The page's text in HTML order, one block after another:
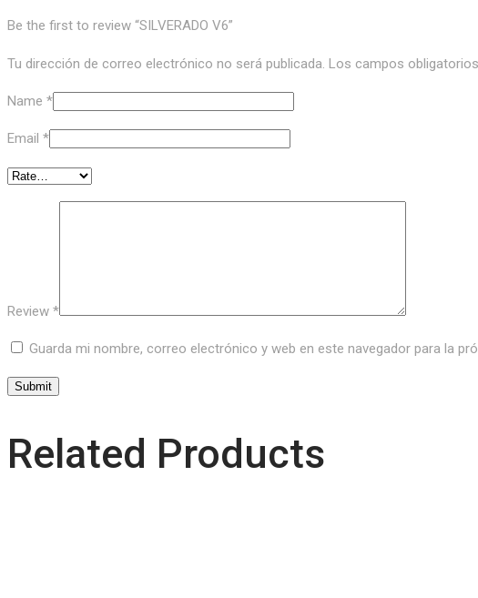
Be the first to review “SILVERADO V6”
Tu dirección de correo electrónico no será publicada. Los campos
Name *
Email *
Review *
Guarda mi nombre, correo electrónico y web en este navegador para la
Related Products